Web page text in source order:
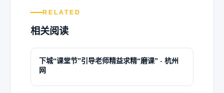
RELATED
相关阅读
下城“课堂节”引导老师精益求精“磨课” - 杭州
网